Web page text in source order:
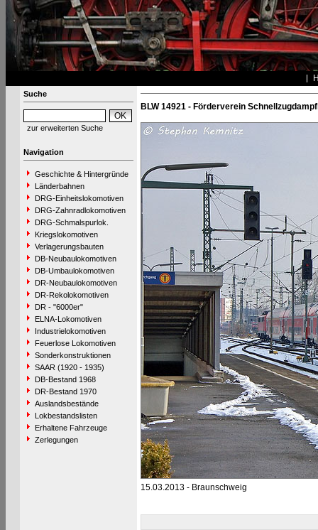
Suche
zur erweiterten Suche
Navigation
Geschichte & Hintergründe
Länderbahnen
DRG-Einheitslokomotiven
DRG-Zahnradlokomotiven
DRG-Schmalspurlok.
Kriegslokomotiven
Verlagerungsbauten
DB-Neubaulokomotiven
DB-Umbaulokomotiven
DR-Neubaulokomotiven
DR-Rekolokomotiven
DR - "6000er"
ELNA-Lokomotiven
Industrielokomotiven
Feuerlose Lokomotiven
Sonderkonstruktionen
SAAR (1920 - 1935)
DB-Bestand 1968
DR-Bestand 1970
Auslandsbestände
Lokbestandslisten
Erhaltene Fahrzeuge
Zerlegungen
BLW 14921 - Förderverein
15.03.2013 - Braunschweig